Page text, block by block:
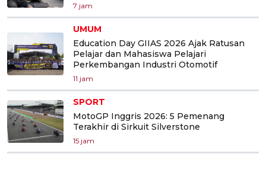
7 jam
UMUM
Education Day GIIAS 2026 Ajak Ratusan
Pelajar dan Mahasiswa Pelajari
Perkembangan Industri Otomotif
11 jam
SPORT
MotoGP Inggris 2026: 5 Pemenang
Terakhir di Sirkuit Silverstone
15 jam